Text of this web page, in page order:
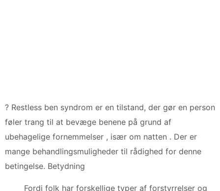
? Restless ben syndrom er en tilstand, der gør en person
føler trang til at bevæge benene på grund af
ubehagelige fornemmelser , især om natten . Der er
mange behandlingsmuligheder til rådighed for denne
betingelse. Betydning
Fordi folk har forskellige typer af forstyrrelser og